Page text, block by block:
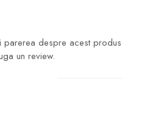
parerea despre acest produs
un review.